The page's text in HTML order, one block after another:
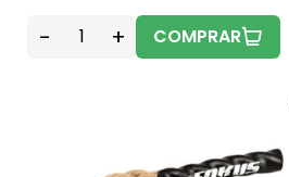
- + COMPRAR